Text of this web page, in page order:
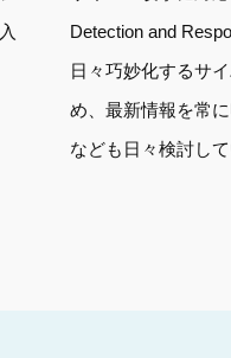
Detection and
日々巧妙化するサ
め、最新情報を常
なども日々検討して